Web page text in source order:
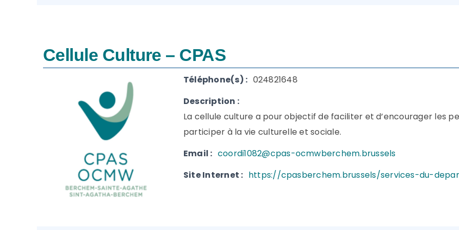
Cellule Culture – CPAS
Téléphone(s) : 024821648
Description :
La cellule culture a pour objectif de faciliter et d’encourager les
participer à la vie culturelle et sociale.
Email : coordi1082@cpas-ocmwberchem.brussels
Site Internet : https://cpasberchem.brussels/services-du-